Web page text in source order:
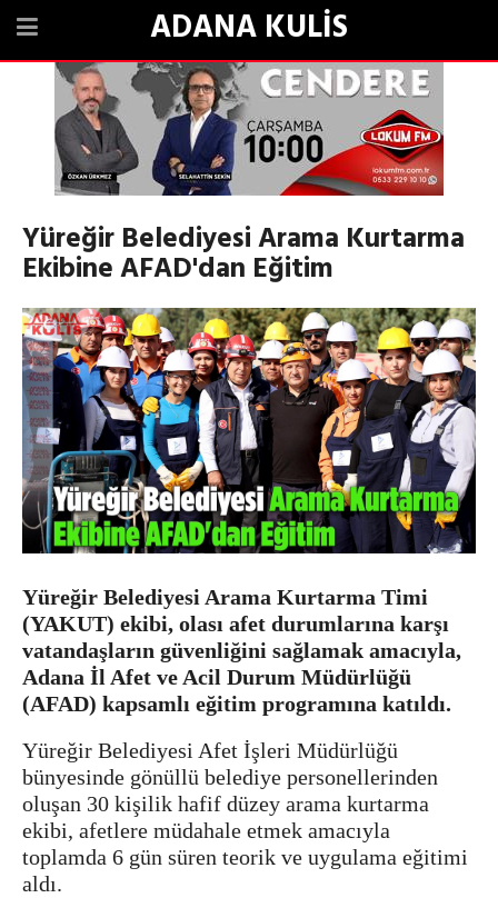
ADANA KULİS
Yüreğir Belediyesi Arama Kurtarma
Ekibine AFAD'dan Eğitim
Yüreğir Belediyesi Arama Kurtarma Timi
(YAKUT) ekibi, olası afet durumlarına karşı
vatandaşların güvenliğini sağlamak amacıyla,
Adana İl Afet ve Acil Durum Müdürlüğü
(AFAD) kapsamlı eğitim programına katıldı.
Yüreğir Belediyesi Afet İşleri Müdürlüğü
bünyesinde gönüllü belediye personellerinden
oluşan 30 kişilik hafif düzey arama kurtarma
ekibi, afetlere müdahale etmek amacıyla
toplamda 6 gün süren teorik ve uygulama eğitimi
aldı.